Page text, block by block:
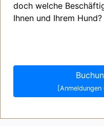
doch welche
Ihnen und Ihrem Hund?